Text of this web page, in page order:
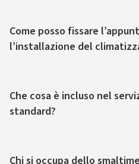
Come posso fissare
l’installazione del
Che cosa è incluso nel
standard?
Chi si occupa dello